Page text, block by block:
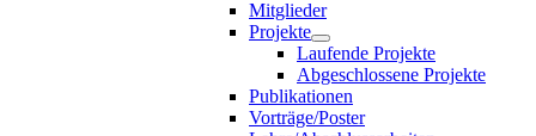
Mitglieder
Projekte
Laufende Projekte
Abgeschlossene Projekte
Publikationen
Vorträge/Poster